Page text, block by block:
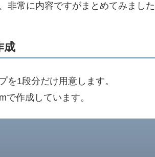
非常に内容ですがまとめてみました
成
を1段分だけ用意します。
作成しています。